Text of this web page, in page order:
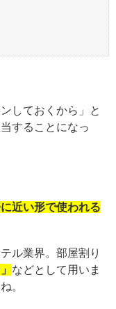
しておくから」と
することになっ
近い形で使われる
ル業界。部屋割り
などとして用いま
。